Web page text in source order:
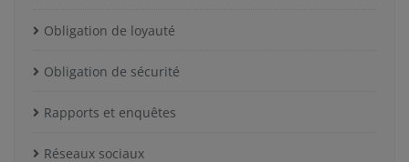
Obligation de loyauté
Obligation de sécurité
Rapports et enquêtes
Réseaux sociaux